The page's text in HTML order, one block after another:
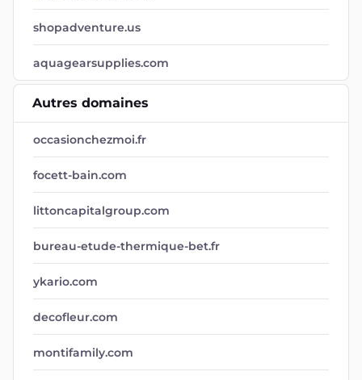
shopadventure.us
aquagearsupplies.com
Autres domaines
occasionchezmoi.fr
focett-bain.com
littoncapitalgroup.com
bureau-etude-thermique-bet.fr
ykario.com
decofleur.com
montifamily.com